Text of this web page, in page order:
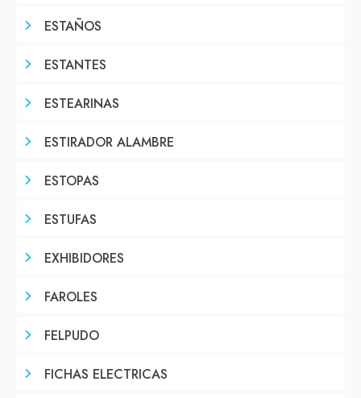
ESTAÑOS
ESTANTES
ESTEARINAS
ESTIRADOR ALAMBRE
ESTOPAS
ESTUFAS
EXHIBIDORES
FAROLES
FELPUDO
FICHAS ELECTRICAS